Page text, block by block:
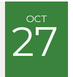
OCT
27